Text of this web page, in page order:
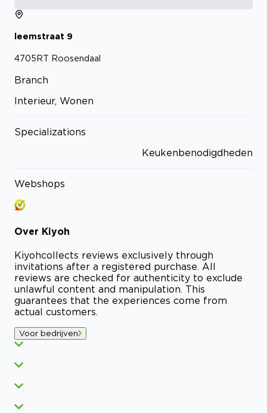
leemstraat 9
4705RT Roosendaal
Branch
Interieur, Wonen
Specializations
Keukenbenodigdheden
Webshops
Over Kiyoh
Kiyohcollects reviews exclusively through
invitations after a registered purchase. All
reviews are checked for authenticity to exclude
unlawful content and manipulation. This
guarantees that the experiences come from
actual customers.
Voor bedrijven